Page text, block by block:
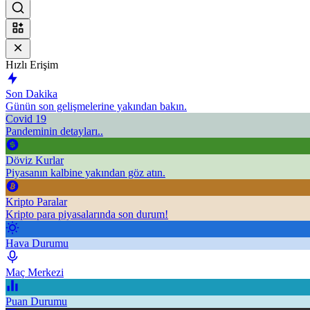
Hızlı Erişim
Son Dakika
Günün son gelişmelerine yakından bakın.
Covid 19
Pandeminin detayları..
Döviz Kurlar
Piyasanın kalbine yakından göz atın.
Kripto Paralar
Kripto para piyasalarında son durum!
Hava Durumu
Maç Merkezi
Puan Durumu